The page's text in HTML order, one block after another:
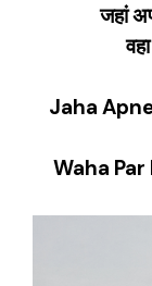
जहां
Jaha
Waha